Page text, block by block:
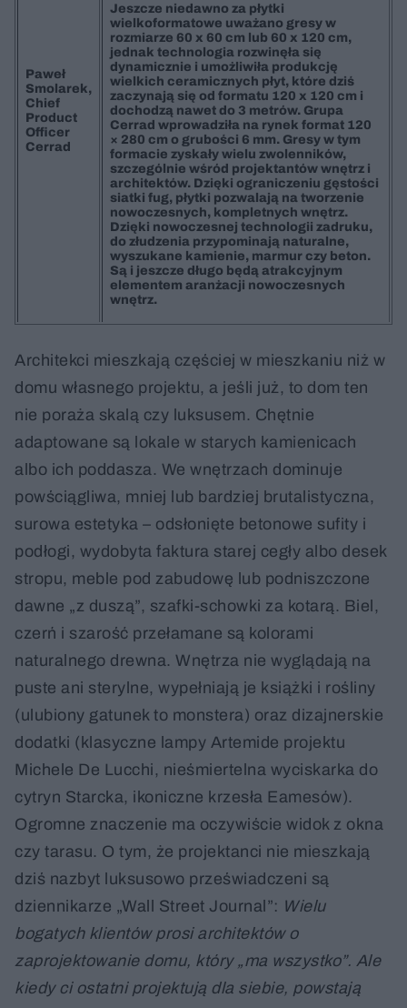
Paweł
Smolarek,
Chief
Product
Officer
Cerrad
Jeszcze niedawno za płytki
wielkoformatowe uważano gresy w
rozmiarze 60 x 60 cm lub 60 x 120 cm,
jednak technologia rozwinęła się
dynamicznie i umożliwiła produkcję
wielkich ceramicznych płyt, które dziś
zaczynają się od formatu 120 x 120 cm i
dochodzą nawet do 3 metrów. Grupa
Cerrad wprowadziła na rynek format 120
× 280 cm o grubości 6 mm. Gresy w tym
formacie zyskały wielu zwolenników,
szczególnie wśród projektantów wnętrz i
architektów. Dzięki ograniczeniu gęstości
siatki fug, płytki pozwalają na tworzenie
nowoczesnych, kompletnych wnętrz.
Dzięki nowoczesnej technologii zadruku,
do złudzenia przypominają naturalne,
wyszukane kamienie, marmur czy beton.
Są i jeszcze długo będą atrakcyjnym
elementem aranżacji nowoczesnych
wnętrz.
Architekci mieszkają częściej w mieszkaniu niż w
domu własnego projektu, a jeśli już, to dom ten
nie poraża skalą czy luksusem. Chętnie
adaptowane są lokale w starych kamienicach
albo ich poddasza. We wnętrzach dominuje
powściągliwa, mniej lub bardziej brutalistyczna,
surowa estetyka – odsłonięte betonowe sufity i
podłogi, wydobyta faktura starej cegły albo desek
stropu, meble pod zabudowę lub podniszczone
dawne „z duszą”, szafki-schowki za kotarą. Biel,
czerń i szarość przełamane są kolorami
naturalnego drewna. Wnętrza nie wyglądają na
puste ani sterylne, wypełniają je książki i rośliny
(ulubiony gatunek to monstera) oraz dizajnerskie
dodatki (klasyczne lampy Artemide projektu
Michele De Lucchi, nieśmiertelna wyciskarka do
cytryn Starcka, ikoniczne krzesła Eamesów).
Ogromne znaczenie ma oczywiście widok z okna
czy tarasu. O tym, że projektanci nie mieszkają
dziś nazbyt luksusowo przeświadczeni są
dziennikarze „Wall Street Journal”: Wielu
bogatych klientów prosi architektów o
zaprojektowanie domu, który „ma wszystko”. Ale
kiedy ci ostatni projektują dla siebie, powstają